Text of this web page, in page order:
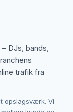
nabobyer,
bestemt
og den
vi tager
DJs, bands,
trafik fra
opslagsværk. Vi